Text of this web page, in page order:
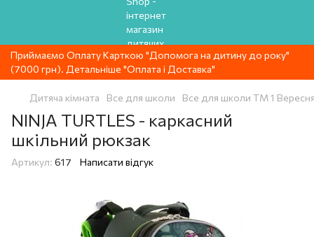
Приймаємо Оплату Карткою "Допомога на дитину до року"
(7000 грн). Детальніше "Оплата і Доставка"
Дитяча кімната Все для школи Все для школи ТМ 1
NINJA TURTLES - каркасний
шкільний рюкзак
Артикул: 617 Написати відгук